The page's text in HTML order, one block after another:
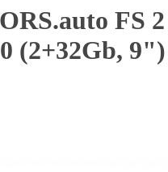
FS 2
(2+32Gb, 9")